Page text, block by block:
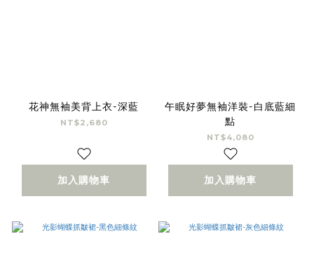
花神無袖美背上衣-深藍
NT$2,680
加入購物車
午眠好夢無袖洋裝-白底藍細
點
NT$4,080
加入購物車